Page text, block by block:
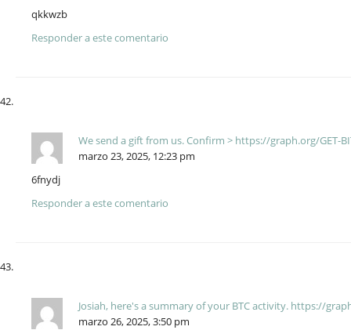
qkkwzb
Responder a este comentario
We send a gift from us. Confirm > https://graph.org/GET-
marzo 23, 2025, 12:23 pm
6fnydj
Responder a este comentario
Josiah, here's a summary of your BTC activity. https://
marzo 26, 2025, 3:50 pm